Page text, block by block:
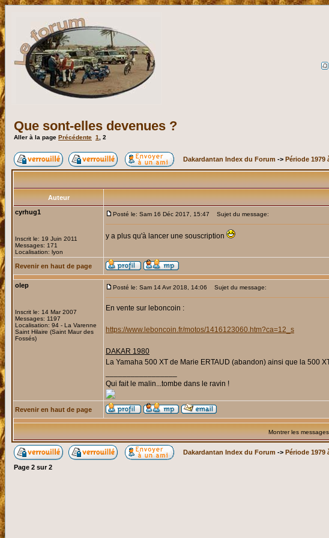
Que sont-elles devenues ?
Aller à la page Précédente 1 2
Dakardantan Index du Forum -> Période 1979
Auteur
cyrhug1
Inscrit le: 19 Juin 2011
Messages: 171
Localisation: lyon
Posté le: Sam 16 Déc 2017, 15:47 Sujet du message:
y a plus qu'à lancer une souscription
Revenir en haut de page
olep
Inscrit le: 14 Mar 2007
Messages: 1197
Localisation: 94 - La Varenne
Saint Hilaire (Saint Maur des
Fossés)
Posté le: Sam 14 Avr 2018, 14:06 Sujet du message:
En vente sur leboncoin :
https://www.leboncoin.fr/motos/1416123060.htm?ca=12_s
DAKAR 1980
La Yamaha 500 XT de Marie ERTAUD (abandon) ainsi que la 500
Qui fait le malin...tombe dans le ravin !
Revenir en haut de page
Montrer les
Dakardantan Index du Forum -> Période 1979
Page 2 sur2